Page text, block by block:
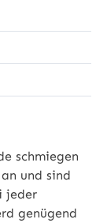
schmiegen
und sind
jeder
genügend